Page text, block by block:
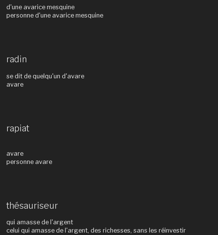
d'une avarice mesquine
personne d'une avarice mesquine
radin
se dit de quelqu'un d'avare
avare
rapiat
avare
personne avare
thésauriseur
qui amasse de l'argent
celui qui amasse de l'argent, des richesses, sans les réinvestir